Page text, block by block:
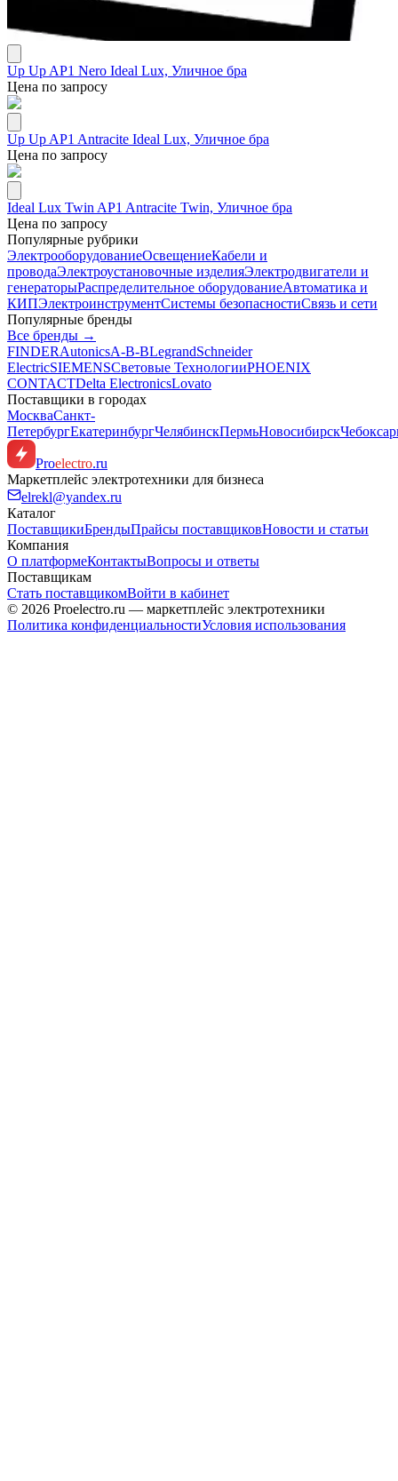
Up Up AP1 Nero Ideal Lux, Уличное бра
Цена по запросу
Up Up AP1 Antracite Ideal Lux, Уличное бра
Цена по запросу
Ideal Lux Twin AP1 Antracite Twin, Уличное бра
Цена по запросу
Популярные рубрики
ЭлектрооборудованиеОсвещениеКабели и
проводаЭлектроустановочные изделияЭлектродвигатели и
генераторыРаспределительное оборудованиеАвтоматика и
КИПЭлектроинструментСистемы безопасностиСвязь и сети
Популярные бренды
Все бренды →
FINDERAutonicsA-B-BLegrandSchneider
ElectricSIEMENSСветовые ТехнологииPHOENIX
CONTACTDelta ElectronicsLovato
Поставщики в городах
МоскваСанкт-
ПетербургЕкатеринбургЧелябинскПермьНовосибирск
Proelectro.ru
Маркетплейс электротехники для бизнеса
elrekl@yandex.ru
Каталог
ПоставщикиБрендыПрайсы поставщиковНовости и статьи
Компания
О платформеКонтактыВопросы и ответы
Поставщикам
Стать поставщикомВойти в кабинет
© 2026 Proelectro.ru — маркетплейс электротехники
Политика конфиденциальностиУсловия использования